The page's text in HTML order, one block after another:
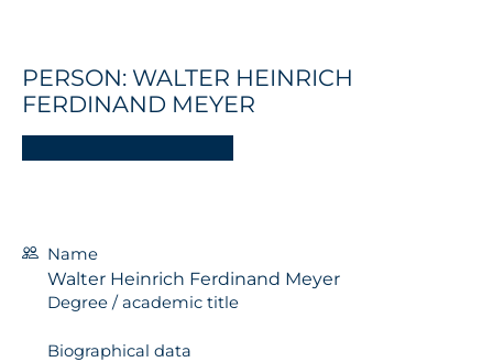
PERSON: WALTER HEINRICH
FERDINAND MEYER
Name
Walter Heinrich Ferdinand Meyer
Degree / academic title
Biographical data